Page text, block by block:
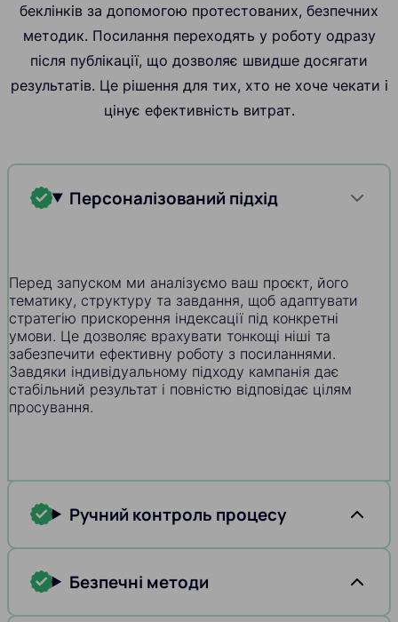
беклінків за допомогою протестованих, безпечних
методик. Посилання переходять у роботу одразу
після публікації, що дозволяє швидше досягати
результатів. Це рішення для тих, хто не хоче чекати і
цінує ефективність витрат.
Персоналізований підхід
Перед запуском ми аналізуємо ваш проєкт, його
тематику, структуру та завдання, щоб адаптувати
стратегію прискорення індексації під конкретні
умови. Це дозволяє врахувати тонкощі ніші та
забезпечити ефективну роботу з посиланнями.
Завдяки індивідуальному підходу кампанія дає
стабільний результат і повністю відповідає цілям
просування.
Ручний контроль процесу
Безпечні методи